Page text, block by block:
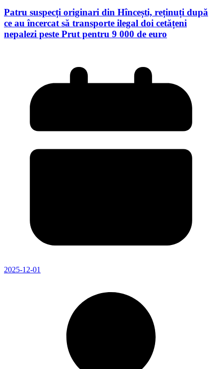
Patru suspecți originari din Hîncești, reținuți după
ce au încercat să transporte ilegal doi cetățeni
nepalezi peste Prut pentru 9 000 de euro
2025-12-01